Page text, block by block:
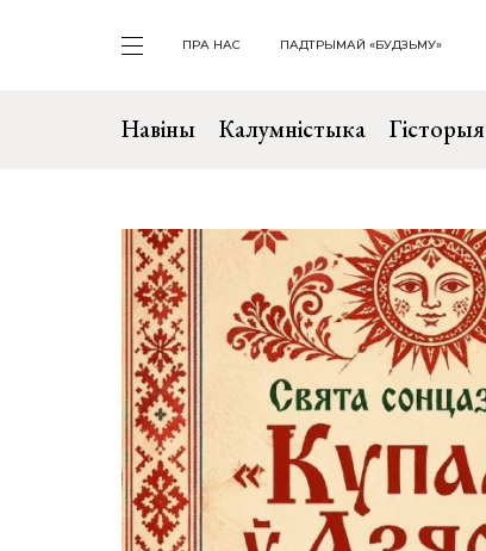
ПРА НАС ПАДТРЫМАЙ «БУДЗЬМУ»
Навіны Калумністыка Гісторыя